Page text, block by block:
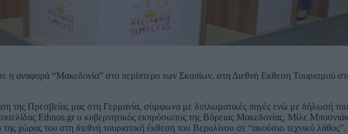
η αναφορά “Μακεδονία” στο περίπτερο των Σκοπίων, στη Διεθνή Εκθεση Τουρισμού
της Πρεσβείας μας στη Γερμανία, σύμφωνα με διπλωματικές πηγές ενώ με δήλωσή
Ethnos.gr ο κυβερνητικός εκπρόσωπος της Βόρειας Μακεδονίας, Μίλε
χώρας του στη διεθνή τουριστική έκθεση του Βερολίνου σε “ακούσιο τεχνικό λάθος”.